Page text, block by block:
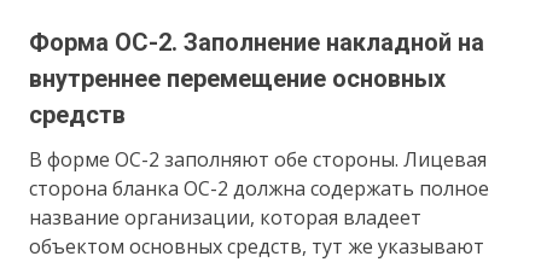
Форма ОС-2. Заполнение накладной на
внутреннее перемещение основных
средств
В форме ОС-2 заполняют обе стороны. Лицевая
сторона бланка ОС-2 должна содержать полное
название организации, которая владеет
объектом основных средств, тут же указывают